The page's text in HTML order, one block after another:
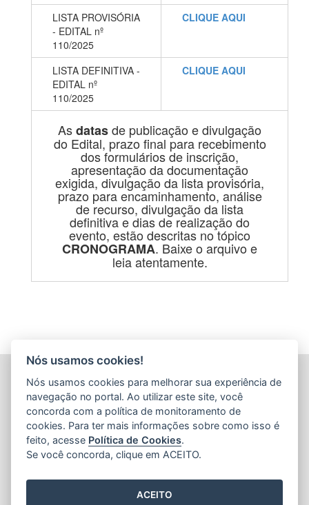
LISTA PROVISÓRIA
- EDITAL nº
110/2025
CLIQUE AQUI
LISTA DEFINITIVA -
EDITAL nº
110/2025
CLIQUE AQUI
Asdatasde publicação e divulgação
do Edital, prazo final para recebimento
dos formulários de inscrição,
apresentação da documentação
exigida, divulgação da lista provisória,
prazo para encaminhamento, análise
de recurso, divulgação da lista
definitiva e dias de realização do
evento, estão descritas no tópico
CRONOGRAMA. Baixe o arquivo e
leia atentamente.
AGÊNCIA DE DESENVOLVIMENTO DAS MICRO E
PEQUENAS EMPRESAS E DO EMPREENDEDORISMO
(ADERES)
Av. Nossa Sra. da Penha, 714 - Edifício RS Trade Tower - 5º
Andar - Praia do Canto
CEP: 29055-130 - Vitória / ES
Tel.: 27 3636-8552
Nós usamos cookies!
Nós usamos cookies para melhorar sua experiência de
navegação no portal. Ao utilizar este site, você
concorda com a política de monitoramento de
cookies. Para ter mais informações sobre como isso é
feito, acesse Política de Cookies.
Se você concorda, clique em ACEITO.
ACEITO